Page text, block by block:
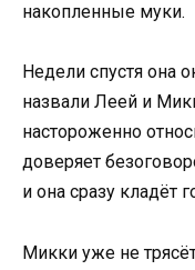
накопленные муки.
Недели спустя она
назвали Леей и
настороженно
доверяет
и она сразу кладёт
Микки уже не